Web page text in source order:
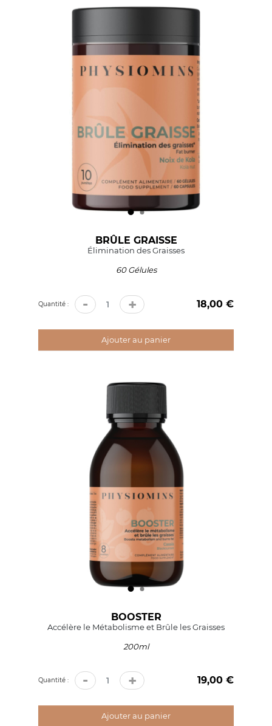
BRÛLE GRAISSE
Élimination des Graisses
60 Gélules
Quantité : - + Prix
18,00 €
Ajouter au panier
BOOSTER
Accélère le Métabolisme et Brûle les Graisses
200ml
Quantité : - + Prix
19,00 €
Ajouter au panier